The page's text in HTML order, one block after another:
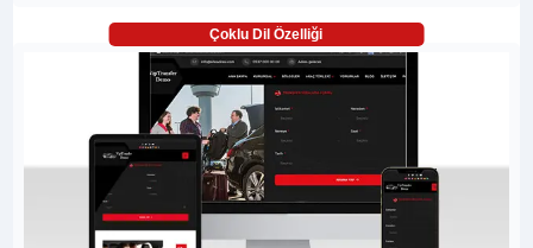
Çoklu Dil Özelliği